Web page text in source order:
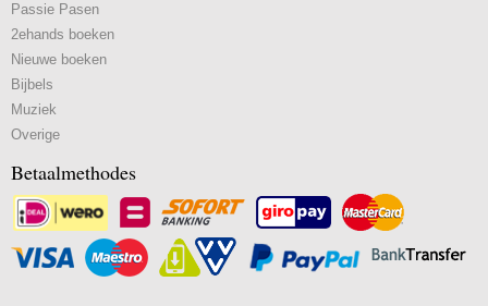
Passie Pasen
2ehands boeken
Nieuwe boeken
Bijbels
Muziek
Overige
Betaalmethodes